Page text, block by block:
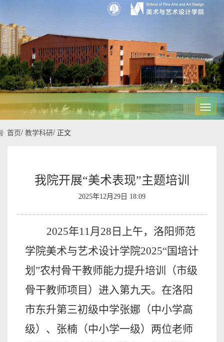
首页/ 教学科研/ 正文
我院开展“美术表现”主题培训
2025年12月29日 18:09
2025年11月28日上午，洛阳师范
学院美术与艺术设计学院2025“国培计
划”农村骨干教师能力提升培训（市级
骨干教师项目）进入第九天。在洛阳
市东升第三初级中学张娜（中小学高
级）、张楠（中小学一级）两位老师